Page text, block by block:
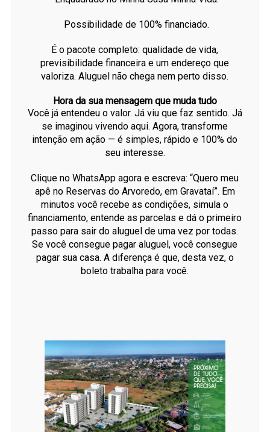
Possibilidade de 100% financiado.
É o pacote completo: qualidade de vida,
previsibilidade financeira e um endereço que
valoriza. Aluguel não chega nem perto disso.
Hora da sua mensagem que muda tudo
Você já entendeu o valor. Já viu que faz sentido. Já
se imaginou vivendo aqui. Agora, transforme
intenção em ação — é simples, rápido e 100% do
seu interesse.
Clique no WhatsApp agora e escreva: “Quero meu
apê no Reservas do Arvoredo, em Gravataí”. Em
minutos você recebe as condições, simula o
financiamento, entende as parcelas e dá o primeiro
passo para sair do aluguel de uma vez por todas.
Se você consegue pagar aluguel, você consegue
pagar sua casa. A diferença é que, desta vez, o
boleto trabalha para você.